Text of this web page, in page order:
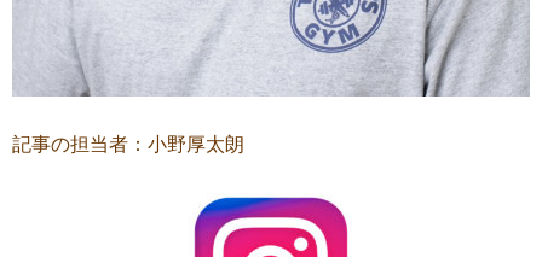
記事の担当者：小野厚太朗